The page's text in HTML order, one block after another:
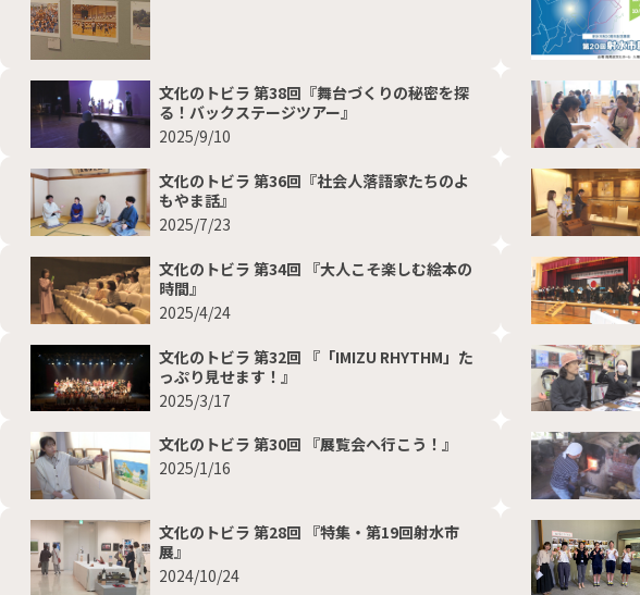
文化のトビラ 第38回『舞台づくりの秘密を探
る！バックステージツアー』
2025/9/10
文化のトビラ 第36回『社会人落語家たちのよ
もやま話』
2025/7/23
文化のトビラ 第34回 『大人こそ楽しむ絵本の
時間』
2025/4/24
文化のトビラ 第32回 『「IMIZU RHYTHM」た
っぷり見せます！』
2025/3/17
文化のトビラ 第30回 『展覧会へ行こう！』
2025/1/16
文化のトビラ 第28回 『特集・第19回射水市
展』
2024/10/24